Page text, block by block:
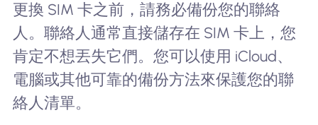
更換 SIM 卡之前，請務必備份您的聯絡
人。聯絡人通常直接儲存在 SIM 卡上，您
肯定不想丟失它們。您可以使用 iCloud、
電腦或其他可靠的備份方法來保護您的聯
絡人清單。